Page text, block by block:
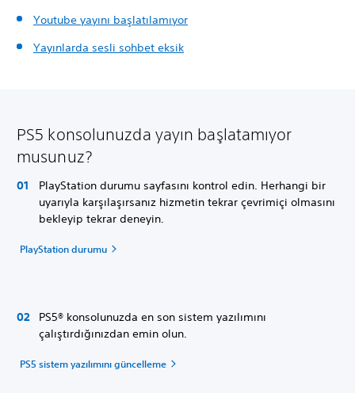
Youtube yayını başlatılamıyor
Yayınlarda sesli sohbet eksik
PS5 konsolunuzda yayın başlatamıyor
musunuz?
PlayStation durumu sayfasını kontrol edin. Herhangi bir
uyarıyla karşılaşırsanız hizmetin tekrar çevrimiçi olmasını
bekleyip tekrar deneyin.
PlayStation durumu
PS5® konsolunuzda en son sistem yazılımını
çalıştırdığınızdan emin olun.
PS5 sistem yazılımını güncelleme